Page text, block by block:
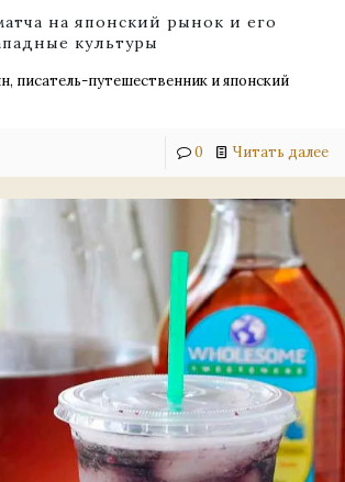
на японский рынок и его
культуры
писатель-путешественник и японский
0 Читать далее